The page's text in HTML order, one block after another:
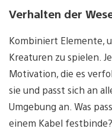
Verhalten der
Kombiniert Elemente,
Kreaturen zu spielen.
Motivation, die es
sie und passt sich an
Umgebung an. Was
einem Kabel